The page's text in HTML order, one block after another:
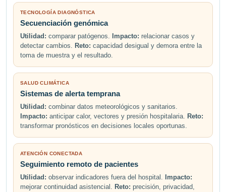
TECNOLOGÍA DIAGNÓSTICA
Secuenciación genómica
Utilidad: comparar patógenos. Impacto: relacionar casos y
detectar cambios. Reto: capacidad desigual y demora entre la
toma de muestra y el resultado.
SALUD CLIMÁTICA
Sistemas de alerta temprana
Utilidad: combinar datos meteorológicos y sanitarios.
Impacto: anticipar calor, vectores y presión hospitalaria. Reto:
transformar pronósticos en decisiones locales oportunas.
ATENCIÓN CONECTADA
Seguimiento remoto de pacientes
Utilidad: observar indicadores fuera del hospital.
Impacto:
mejorar continuidad asistencial. Reto: precisión, privacidad,